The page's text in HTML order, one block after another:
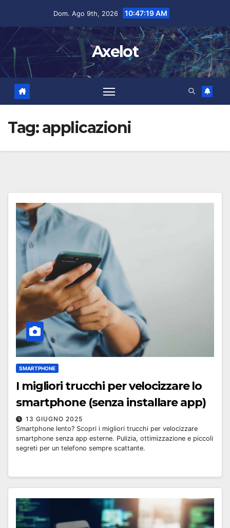
Dom. Ago 9th, 2026 10:47:20 AM
Axelot
Tag:applicazioni
SMARTPHONE
I migliori trucchi per velocizzare lo
smartphone (senza installare app)
13 GIUGNO 2025
Smartphone lento? Scopri i migliori trucchi per velocizzare
smartphone senza app esterne. Pulizia, ottimizzazione e piccoli
segreti per un telefono sempre scattante.